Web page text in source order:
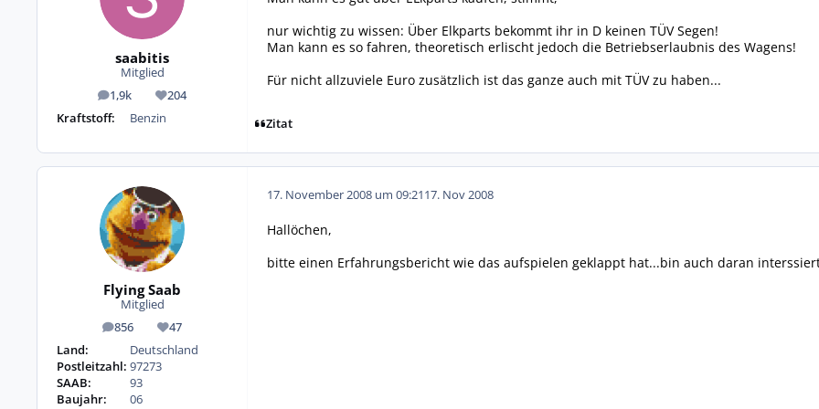
saabitis
Mitglied
1,9k
Beiträge 204
Reputation
Kraftstoff:
Benzin
nur wichtig zu wissen: Über Elkparts bekommt ihr in D keinen TÜV Segen!
Man kann es so fahren, theoretisch erlischt jedoch die Betriebserlaubnis des Wagens!
Für nicht allzuviele Euro zusätzlich ist das ganze auch mit TÜV zu haben...
Zitat
Flying Saab
Mitglied
856
Beiträge 47
Reputation
Land:
Deutschland
Postleitzahl: 97273
SAAB:
93
Baujahr:
06
17. November 2008 um 09:2117. Nov 2008
Hallöchen,
bitte einen Erfahrungsbericht wie das aufspielen geklappt hat...bin auch daran